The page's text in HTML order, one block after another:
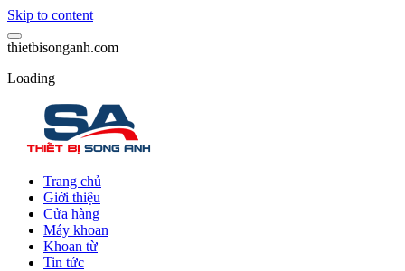
Skip to content
thietbisonganh.com
Loading
Trang chủ
Giới thiệu
Cửa hàng
Máy khoan
Khoan từ
Tin tức